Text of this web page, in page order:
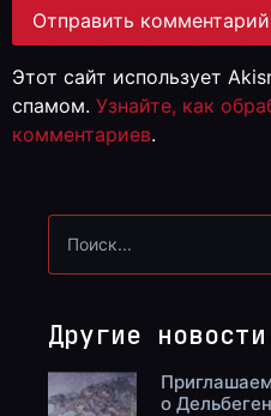
Этот сайт использует
спамом. Узнайте, как
комментариев.
Другие новости
о